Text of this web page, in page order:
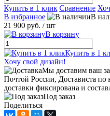
Купить в 1 клик Сравнение
В избранное
В
21 900 руб. / шт
В корзину
Купить в 1
Хочу свой дизайн!
Мы доставим ваш
Почтой России, Достависта по
доставки фиксирована и
Под заказ
Поделиться